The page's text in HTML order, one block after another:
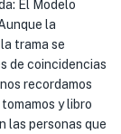
El Modelo
la
trama se
de coincidencias
recordamos
y libro
las personas que